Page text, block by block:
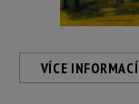
VÍCE INFORMACÍ